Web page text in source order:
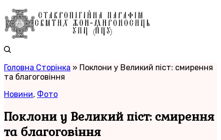
Головна Сторінка » Поклони у Великий піст: смирення
та благоговіння
Новини, Фото
Поклони у Великий піст: смирення
та благоговіння